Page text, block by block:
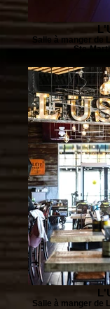
Salle à manger de
Ste-
Salle à manger de